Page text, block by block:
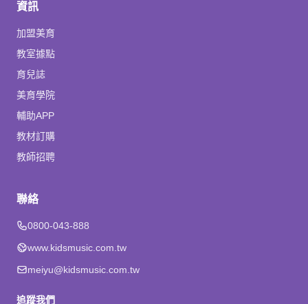
資訊
加盟美育
教室據點
育兒誌
美育學院
輔助APP
教材訂購
教師招聘
聯絡
0800-043-888
www.kidsmusic.com.tw
meiyu@kidsmusic.com.tw
追蹤我們